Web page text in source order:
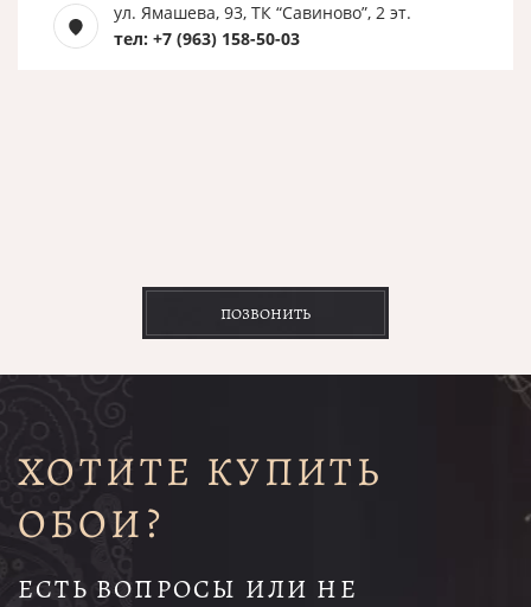
ул. Ямашева, 93, ТК “Савиново”, 2 эт.
тел: +7 (963) 158-50-03
ПОЗВОНИТЬ
ХОТИТЕ КУПИТЬ
ОБОИ?
ЕСТЬ ВОПРОСЫ ИЛИ НЕ